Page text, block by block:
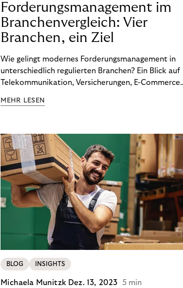
Forderungsmanagement im
Branchenvergleich: Vier
Branchen, ein Ziel
Wie gelingt modernes Forderungsmanagement in
unterschiedlich regulierten Branchen? Ein Blick auf
Telekommunikation, Versicherungen, E-Commerce
wirksam reduzieren will, braucht keine
MEHR LESEN
BLOG INSIGHTS
Michaela Munitzk Dez. 13, 2023 5 min